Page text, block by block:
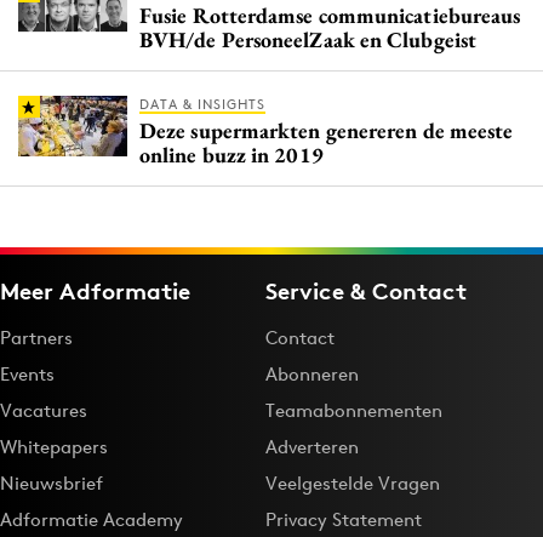
Fusie Rotterdamse communicatiebureaus
BVH/de PersoneelZaak en Clubgeist
DATA & INSIGHTS
Deze supermarkten genereren de meeste
online buzz in 2019
Meer Adformatie
Partners
Events
Vacatures
Whitepapers
Nieuwsbrief
Adformatie Academy
Service & Contact
Contact
Abonneren
Teamabonnementen
Adverteren
Veelgestelde Vragen
Privacy Statement